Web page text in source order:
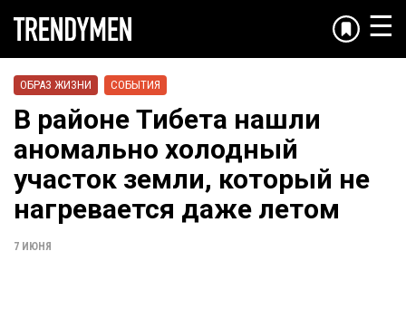
☰
ОБРАЗ ЖИЗНИ СОБЫТИЯ
В районе Тибета нашли
аномально холодный
участок земли, который не
нагревается даже летом
7 ИЮНЯ